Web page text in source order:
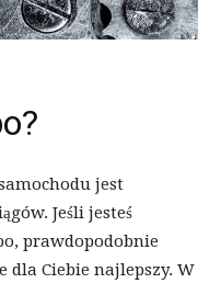
jest
Jeśli jesteś
prawdopodobnie
dla Ciebie najlepszy. W